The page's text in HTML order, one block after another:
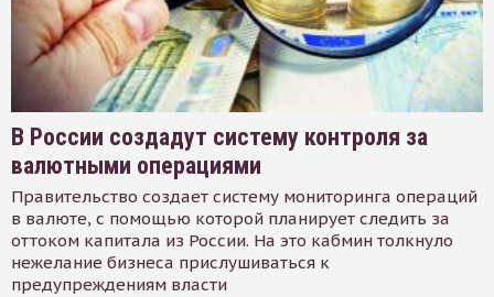
В России создадут систему контроля за
валютными операциями
Правительство создает систему мониторинга операций
в валюте, с помощью которой планирует следить за
оттоком капитала из России. На это кабмин толкнуло
нежелание бизнеса прислушиваться к
предупреждениям власти